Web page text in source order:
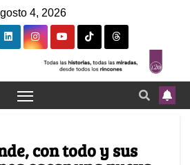
4, 2026
con todo y sus